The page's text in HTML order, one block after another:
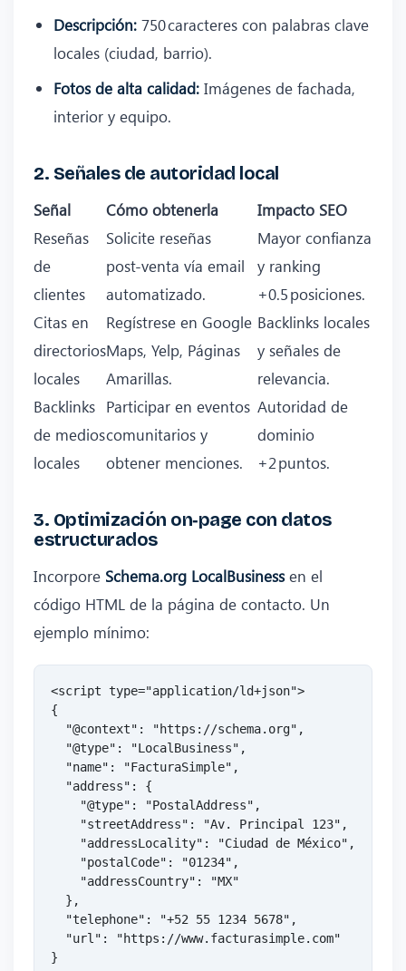
Descripción: 750 caracteres con palabras clave
locales (ciudad, barrio).
Fotos de alta calidad: Imágenes de fachada,
interior y equipo.
2. Señales de autoridad local
Señal Cómo obtenerla
Impacto SEO
Reseñas
de
clientes
Solicite reseñas
post‑venta vía email
automatizado.
Mayor confianza
y ranking
+0.5 posiciones.
Citas en
directorios
locales
Regístrese en Google
Maps, Yelp, Páginas
Amarillas.
Backlinks locales
y señales de
relevancia.
Backlinks
de medios
locales
Participar en eventos
comunitarios y
obtener menciones.
Autoridad de
dominio
+2 puntos.
3. Optimización on‑page con datos
estructurados
Incorpore Schema.org LocalBusinessen el
código HTML de la página de contacto. Un
ejemplo mínimo:
<script type="application/ld+json">
{
}